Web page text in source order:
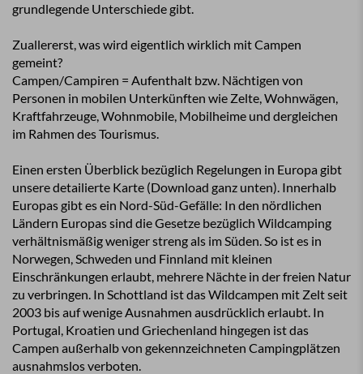
grundlegende Unterschiede gibt.
Zuallererst, was wird eigentlich wirklich mit Campen
gemeint?
Campen/Campiren = Aufenthalt bzw. Nächtigen von
Personen in mobilen Unterkünften wie Zelte, Wohnwägen,
Kraftfahrzeuge, Wohnmobile, Mobilheime und dergleichen
im Rahmen des Tourismus.
Einen ersten Überblick bezüglich Regelungen in Europa gibt
unsere detailierte Karte (Download ganz unten). Innerhalb
Europas gibt es ein Nord-Süd-Gefälle: In den nördlichen
Ländern Europas sind die Gesetze bezüglich Wildcamping
verhältnismäßig weniger streng als im Süden. So ist es in
Norwegen, Schweden und Finnland mit kleinen
Einschränkungen erlaubt, mehrere Nächte in der freien Natur
zu verbringen. In Schottland ist das Wildcampen mit Zelt seit
2003 bis auf wenige Ausnahmen ausdrücklich erlaubt. In
Portugal, Kroatien und Griechenland hingegen ist das
Campen außerhalb von gekennzeichneten Campingplätzen
ausnahmslos verboten.